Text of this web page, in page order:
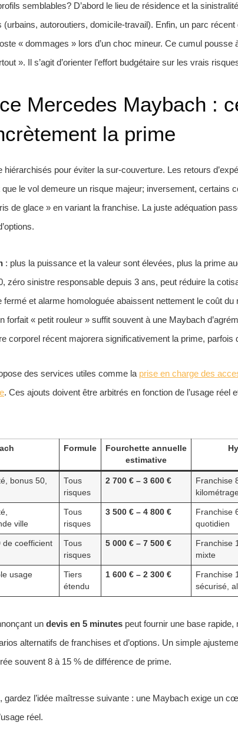
semblables? D’abord le lieu de résidence et la
(urbains, autoroutiers, domicile-travail). Enfin, un parc
« dommages » lors d’un choc mineur. Ce cumul pousse
». Il s’agit d’orienter l’effort budgétaire sur les vrais
Mercedes Maybach :
la prime
hiérarchisés pour éviter la sur-couverture. Les retours
le vol demeure un risque majeur; inversement, certains
de glace » en variant la franchise. La juste adéquation
: plus la puissance et la valeur sont élevées, plus la prime
zéro sinistre responsable depuis 3 ans, peut réduire la
fermé et alarme homologuée abaissent nettement le coût du
forfait « petit rouleur » suffit souvent à une Maybach
corporel récent majorera significativement la prime, parfois
des services utiles comme la prise en charge des
. Ces ajouts doivent être arbitrés en fonction de l’usage réel
Formule
Fourchette annuelle
estimative
bonus 50,
Tous
risques
2 700 € – 3 600 €
Franchise
ville
Tous
risques
3 500 € – 4 800 €
Franchise
quotidien
de coefficient
Tous
risques
5 000 € – 7 500 €
Franchise
mixte
usage
Tiers
étendu
1 600 € – 2 300 €
Franchise
sécurisé,
un devis en 5 minutes peut fournir une base rapide,
alternatifs de franchises et d’options. Un simple
souvent 8 à 15 % de différence de prime.
l’idée maîtresse suivante : une Maybach exige un
réel.